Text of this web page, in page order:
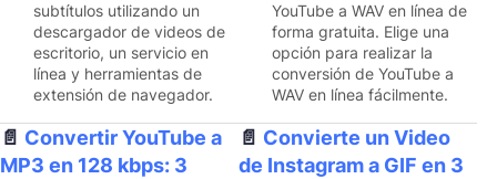
subtítulos utilizando un
descargador de videos de
escritorio, un servicio en
línea y herramientas de
extensión de navegador.
YouTube a WAV en línea de
forma gratuita. Elige una
opción para realizar la
conversión de YouTube a
WAV en línea fácilmente.
Convertir YouTube a
MP3 en 128 kbps: 3
Convierte un Video
de Instagram a GIF en 3